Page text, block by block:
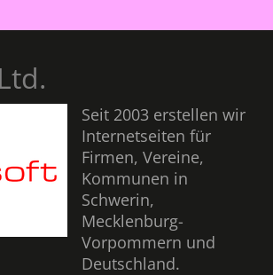
Seit 2003 erstellen wir
Internetseiten für
Firmen, Vereine,
Kommunen in
Schwerin,
Mecklenburg-
Vorpommern und
Deutschland.